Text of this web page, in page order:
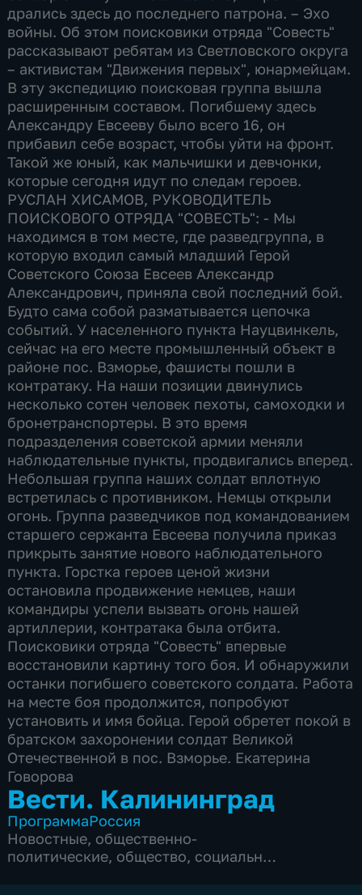
дрались здесь до последнего патрона. – Эхо
войны. Об этом поисковики отряда "Совесть"
рассказывают ребятам из Светловского округа
– активистам "Движения первых", юнармейцам.
В эту экспедицию поисковая группа вышла
расширенным составом. Погибшему здесь
Александру Евсееву было всего 16, он
прибавил себе возраст, чтобы уйти на фронт.
Такой же юный, как мальчишки и девчонки,
которые сегодня идут по следам героев.
РУСЛАН ХИСАМОВ, РУКОВОДИТЕЛЬ
ПОИСКОВОГО ОТРЯДА "СОВЕСТЬ": - Мы
находимся в том месте, где разведгруппа, в
которую входил самый младший Герой
Советского Союза Евсеев Александр
Александрович, приняла свой последний бой.
Будто сама собой разматывается цепочка
событий. У населенного пункта Науцвинкель,
сейчас на его месте промышленный объект в
районе пос. Взморье, фашисты пошли в
контратаку. На наши позиции двинулись
несколько сотен человек пехоты, самоходки и
бронетранспортеры. В это время
подразделения советской армии меняли
наблюдательные пункты, продвигались вперед.
Небольшая группа наших солдат вплотную
встретилась с противником. Немцы открыли
огонь. Группа разведчиков под командованием
старшего сержанта Евсеева получила приказ
прикрыть занятие нового наблюдательного
пункта. Горстка героев ценой жизни
остановила продвижение немцев, наши
командиры успели вызвать огонь нашей
артиллерии, контратака была отбита.
Поисковики отряда "Совесть" впервые
восстановили картину того боя. И обнаружили
останки погибшего советского солдата. Работа
на месте боя продолжится, попробуют
установить и имя бойца. Герой обретет покой в
братском захоронении солдат Великой
Отечественной в пос. Взморье. Екатерина
Говорова
Вести. Калининград
ПрограммаРоссия
Новостные, общественно-
политические, общество, социально-